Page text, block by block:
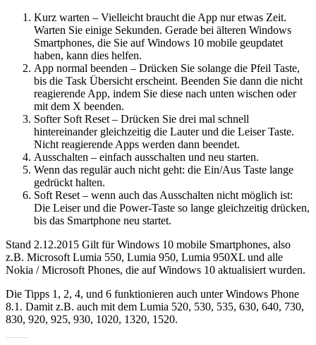
Kurz warten – Vielleicht braucht die App nur etwas Zeit.
Warten Sie einige Sekunden. Gerade bei älteren Windows
Smartphones, die Sie auf Windows 10 mobile geupdatet
haben, kann dies helfen.
App normal beenden – Drücken Sie solange die Pfeil Taste,
bis die Task Übersicht erscheint. Beenden Sie dann die nicht
reagierende App, indem Sie diese nach unten wischen oder
mit dem X beenden.
Softer Soft Reset – Drücken Sie drei mal schnell
hintereinander gleichzeitig die Lauter und die Leiser Taste.
Nicht reagierende Apps werden dann beendet.
Ausschalten – einfach ausschalten und neu starten.
Wenn das regulär auch nicht geht: die Ein/Aus Taste lange
gedrückt halten.
Soft Reset – wenn auch das Ausschalten nicht möglich ist:
Die Leiser und die Power-Taste so lange gleichzeitig drücken,
bis das Smartphone neu startet.
Stand 2.12.2015 Gilt für Windows 10 mobile Smartphones, also
z.B. Microsoft Lumia 550, Lumia 950, Lumia 950XL und alle
Nokia / Microsoft Phones, die auf Windows 10 aktualisiert wurden.
Die Tipps 1, 2, 4, und 6 funktionieren auch unter Windows Phone
8.1. Damit z.B. auch mit dem Lumia 520, 530, 535, 630, 640, 730,
830, 920, 925, 930, 1020, 1320, 1520.